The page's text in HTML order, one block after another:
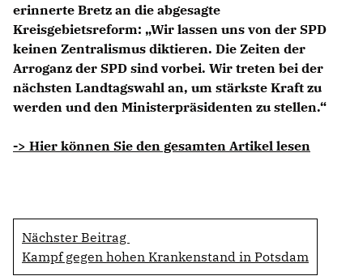
erinnerte Bretz an die abgesagte
Kreisgebietsreform: „Wir lassen uns von der SPD
keinen Zentralismus diktieren. Die Zeiten der
Arroganz der SPD sind vorbei. Wir treten bei der
nächsten Landtagswahl an, um stärkste Kraft zu
werden und den Ministerpräsidenten zu stellen.“
-> Hier können Sie den gesamten Artikel lesen
Nächster Beitrag
Kampf gegen hohen Krankenstand in Potsdam